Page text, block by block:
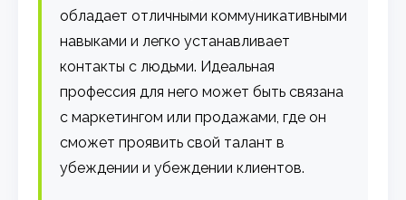
обладает отличными коммуникативными
навыками и легко устанавливает
контакты с людьми. Идеальная
профессия для него может быть связана
с маркетингом или продажами, где он
сможет проявить свой талант в
убеждении и убеждении клиентов.